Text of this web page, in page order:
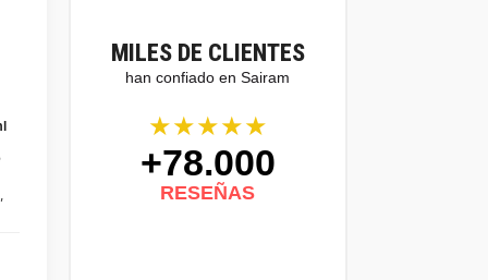
MILES DE CLIENTES
han confiado en Sairam
★★★★★
+78.000
RESEÑAS